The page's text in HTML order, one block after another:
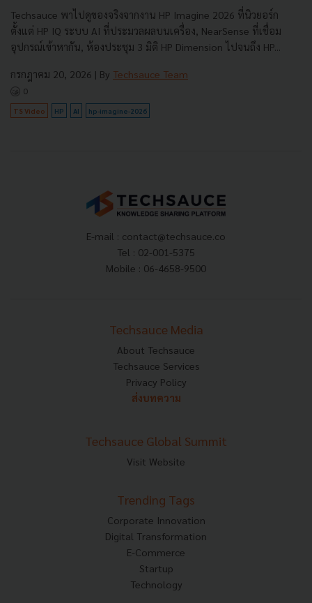
Techsauce พาไปดูของจริงจากงาน HP Imagine 2026 ที่นิวยอร์ก
ตั้งแต่ HP IQ ระบบ AI ที่ประมวลผลบนเครื่อง, NearSense ที่เชื่อม
อุปกรณ์เข้าหากัน, ห้องประชุม 3 มิติ HP Dimension ไปจนถึง HP...
กรกฎาคม 20, 2026 | By Techsauce Team
0
TS Video HP AI hp-imagine-2026
E-mail : contact@techsauce.co
Tel : 02-001-5375
Mobile : 06-4658-9500
Techsauce Media
About Techsauce
Techsauce Services
Privacy Policy
ส่งบทความ
Techsauce Global Summit
Visit Website
Trending Tags
Corporate Innovation
Digital Transformation
E-Commerce
Startup
Technology